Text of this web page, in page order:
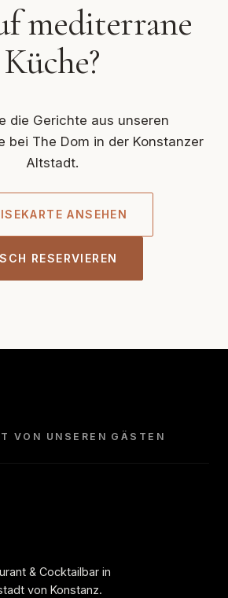
mediterrane
Küche?
die Gerichte aus unseren
bei The Dom in der Konstanzer
Altstadt.
ANSEHEN
RESERVIEREN
VON UNSEREN GÄSTEN
& Cocktailbar in
von Konstanz.